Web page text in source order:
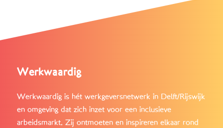
Werkwaardig
Werkwaardig is hét werkgeversnetwerk in Delft/Rijswijk
en omgeving dat zich inzet voor een inclusieve
arbeidsmarkt. Zij ontmoeten en inspireren elkaar rond